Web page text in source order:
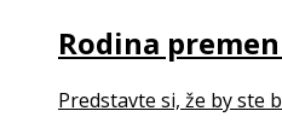
Rodina
Predstavte si, že by ste